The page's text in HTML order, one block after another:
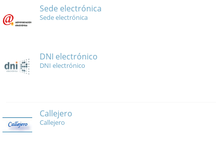
Sede electrónica
Sede electrónica
DNI electrónico
DNI electrónico
Callejero
Callejero